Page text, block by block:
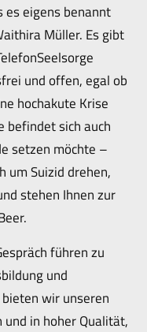
es eigens benannt
Müller. Es gibt
und offen, egal ob
hochakute Krise
befindet sich auch
setzen möchte –
um Suizid drehen,
stehen Ihnen zur
führen zu
und
wir unseren
in hoher Qualität,